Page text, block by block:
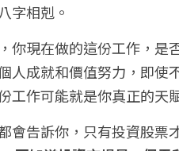
字相剋。
你現在做的這份工作，是
人成就和價值努力，即使
工作可能就是你真正的天
會告訴你，只有投資股票